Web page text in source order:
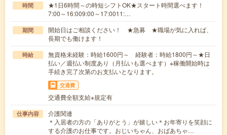
時間
★1日6時間～の時短シフトOK★スタート時間選べます！
7:00～16:009:00～17:0011:…
期間
開始日はご相談ください！ ★急募 ★職場が気に入れば、
長期でも働けます！
時給
無資格未経験：時給1600円～ 経験者：時給1800円～★日
払い／週払い制度あり（月払いも選べます）※稼働開始時は
手続き完了次第のお支払いとなります。
交通費
交通費全額支給※規定有
仕事内容
介護関連
＊入居者の方の「ありがとう」が嬉しい＊お年寄りを笑顔に
する介護のお仕事です。おじいちゃん、おばあちゃ…